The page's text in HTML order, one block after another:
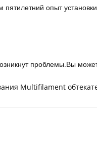
опыт
проблемы.Вы
Multifilament